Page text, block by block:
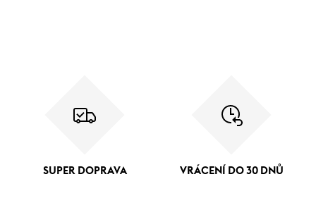
SUPER DOPRAVA VRÁCENÍ DO 30 DNŮ